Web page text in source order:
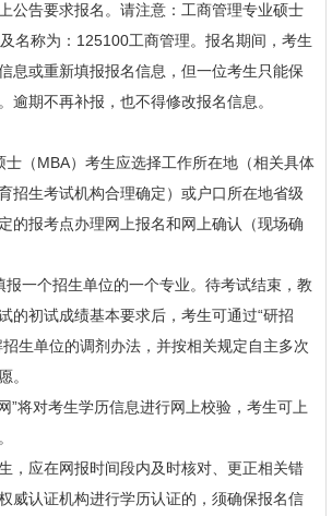
公告要求报名。请注意：工商管理专业硕士
及名称为：125100工商管理。报名期间，考生
息或重新填报报名信息，但一位考生只能保
逾期不再补报，也不得修改报名信息。
士（MBA）考生应选择工作所在地（相关具体
招生考试机构合理确定）或户口所在地省级
的报考点办理网上报名和网上确认（现场确
报一个招生单位的一个专业。待考试结束，教
的初试成绩基本要求后，考生可通过“研招
生单位的调剂办法，并按相关规定自主多次
。
”将对考生学历信息进行网上校验，考生可上
，应在网报时间段内及时核对、更正相关错
威认证机构进行学历认证的，须确保报名信